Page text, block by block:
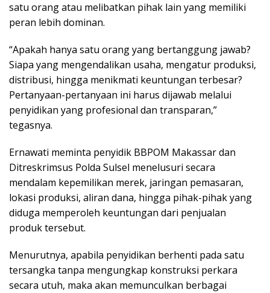
satu orang atau melibatkan pihak lain yang memiliki
peran lebih dominan.
“Apakah hanya satu orang yang bertanggung jawab?
Siapa yang mengendalikan usaha, mengatur produksi,
distribusi, hingga menikmati keuntungan terbesar?
Pertanyaan-pertanyaan ini harus dijawab melalui
penyidikan yang profesional dan transparan,”
tegasnya.
Ernawati meminta penyidik BBPOM Makassar dan
Ditreskrimsus Polda Sulsel menelusuri secara
mendalam kepemilikan merek, jaringan pemasaran,
lokasi produksi, aliran dana, hingga pihak-pihak yang
diduga memperoleh keuntungan dari penjualan
produk tersebut.
Menurutnya, apabila penyidikan berhenti pada satu
tersangka tanpa mengungkap konstruksi perkara
secara utuh, maka akan memunculkan berbagai